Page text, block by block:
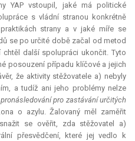
YAP vstoupil, jaké má politické
s vládní stranou konkrétně
strany a v jaké míře se
se po určité době začal od metod
další spolupráci ukončit. Tyto
posouzení případu klíčové a jejich
že aktivity stěžovatele a) nebyly
a tudíž ani jeho problémy nelze
pro zastávání určitých
o azylu. Žalovaný měl zaměřit
se ověřit, zda stěžovatel a)
přesvědčení, které jej vedlo k